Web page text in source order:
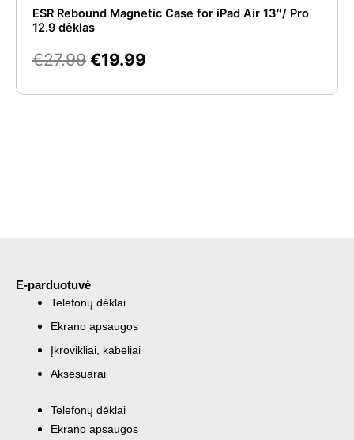
ESR Rebound Magnetic Case for iPad Air 13″/ Pro
12.9 dėklas
€27.99
€27.99.
€19.99
€19.99.
E-parduotuvė
Telefonų dėklai
Ekrano apsaugos
Įkrovikliai, kabeliai
Aksesuarai
Telefonų dėklai
Ekrano apsaugos